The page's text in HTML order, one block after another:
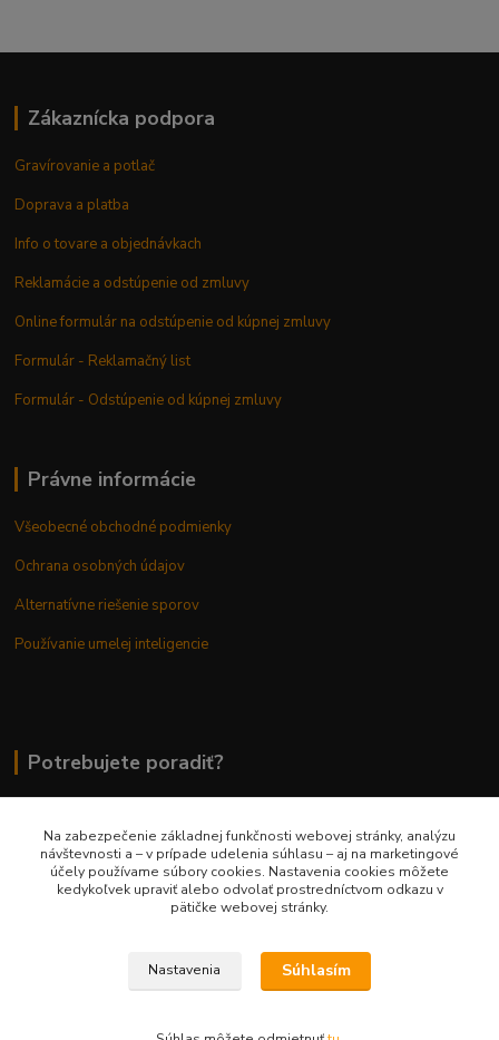
Zákaznícka podpora
Gravírovanie a potlač
Doprava a platba
Info o tovare a objednávkach
Reklamácie a odstúpenie od zmluvy
Online formulár na odstúpenie od kúpnej zmluvy
Formulár - Reklamačný list
Formulár - Odstúpenie od kúpnej zmluvy
Právne informácie
Všeobecné obchodné podmienky
Ochrana osobných údajov
Alternatívne riešenie sporov
Používanie umelej inteligencie
Potrebujete poradiť?
0948 236 042
info@margaretkashop.sk
Na zabezpečenie základnej funkčnosti webovej stránky, analýzu
návštevnosti a – v prípade udelenia súhlasu – aj na marketingové
účely používame súbory cookies. Nastavenia cookies môžete
kedykoľvek upraviť alebo odvolať prostredníctvom odkazu v
pätičke webovej stránky.
Nastavenia Súhlasím